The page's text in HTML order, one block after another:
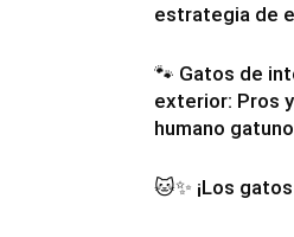
estrategia de
🐾 Gatos de
exterior: Pros
humano
🐱✨ ¡Los